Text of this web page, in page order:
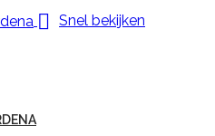
 Snel bekijken